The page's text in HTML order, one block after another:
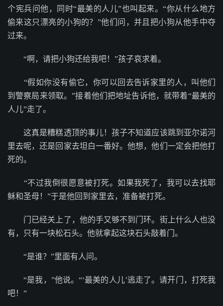
个宪兵问他，同时“最美的人儿”也叫起来。“你从什么地方
偷来这只漂亮的小狗的？”他们问，并且把小狗从他手中夺
过来。
“啊，请把小狗还给我吧！”孩子哀求着。
“假如你没有偷它，你可以回去告诉家里的人，叫他们
到警察局来领取。”接着他们把地址告诉他，就带着“最美的
人儿”走了。
这真是糟糕透顶的事儿！孩子不知道应该跳到亚尔诺河
里去呢，还是回家去坦白一番好。他想，他们一定会把他打
死的。
“不过我倒很愿意被打死。如果我死了，我可以去找耶
稣和圣母！”于是他回到家里去，准备被打死。
门已经关上了，他的手又够不到门环。街上什么人也没
有，只有一块松石头。他就拿起这块石头敲着门。
“是谁？”里面有人问。
“是我，”他说。“‘最美的人儿’逃走了。请开门，打死我
吧！”